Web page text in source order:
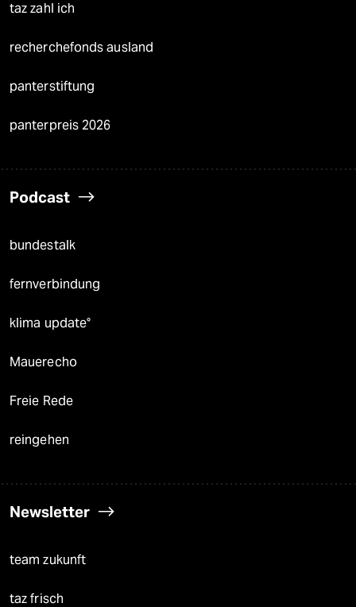
taz zahl ich
recherchefonds ausland
panterstiftung
panterpreis 2026
Podcast
bundestalk
fernverbindung
klima update°
Mauerecho
Freie Rede
reingehen
Newsletter
team zukunft
taz frisch